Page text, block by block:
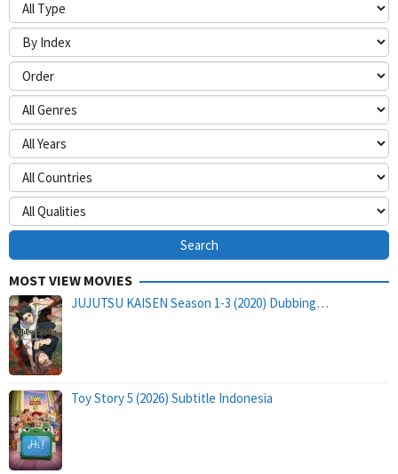
MOST VIEW MOVIES
JUJUTSU KAISEN Season 1-3 (2020) Dubbing…
Toy Story 5 (2026) Subtitle Indonesia